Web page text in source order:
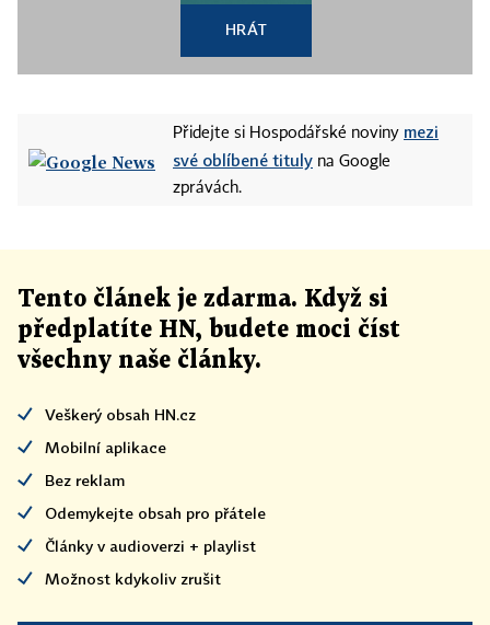
HRÁT
Přidejte si Hospodářské noviny mezi
své oblíbené tituly na Google
zprávách.
Tento článek je zdarma. Když si
předplatíte HN, budete moci číst
všechny naše články.
Veškerý obsah HN.cz
Mobilní aplikace
Bez reklam
Odemykejte obsah pro přátele
Články v audioverzi + playlist
Možnost kdykoliv zrušit